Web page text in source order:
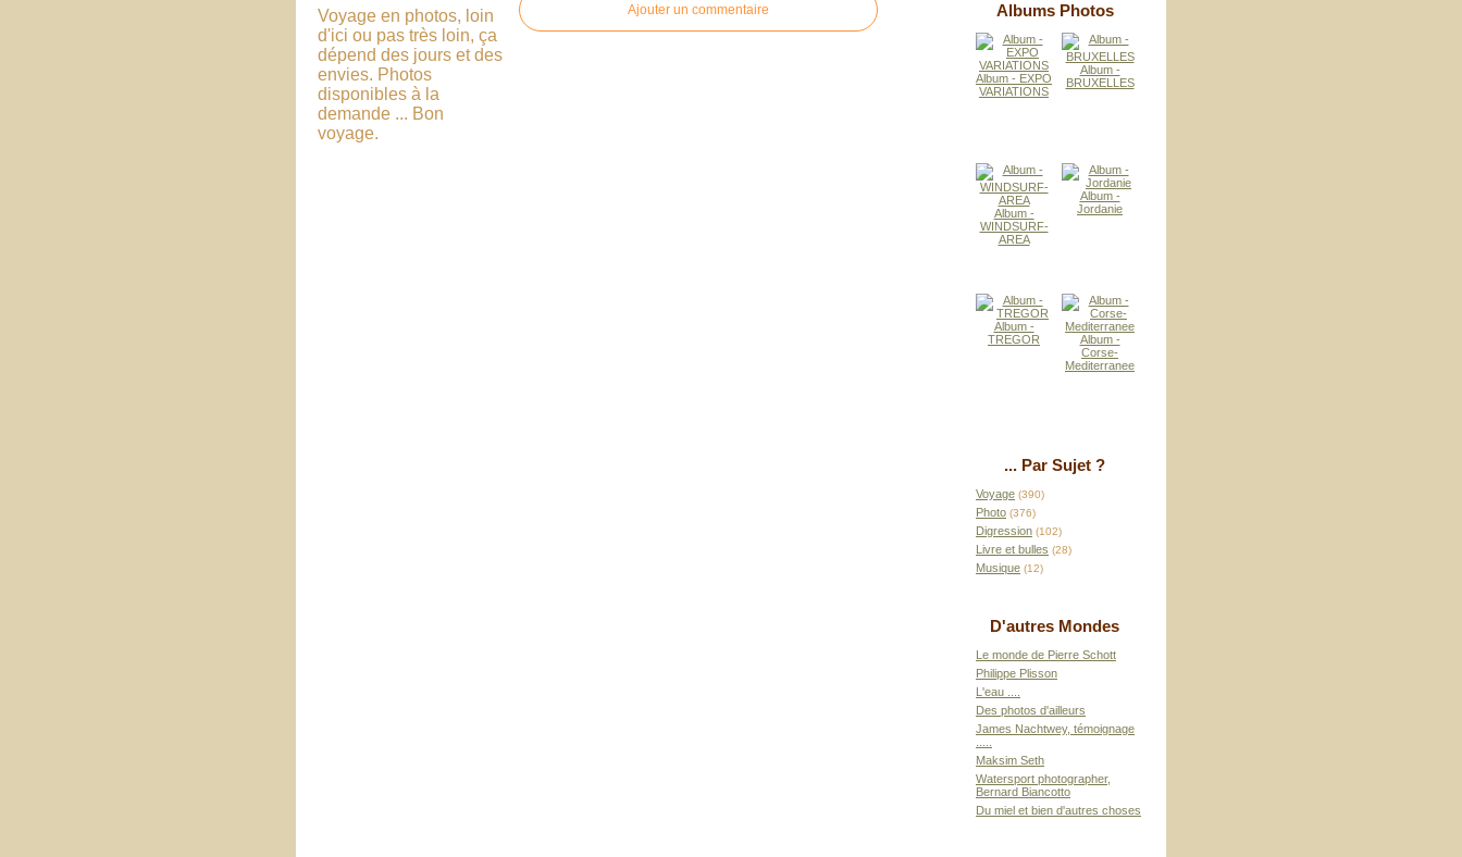
Voyage en photos, loin
d'ici ou pas très loin, ça
dépend des jours et des
envies. Photos
disponibles à la
demande ... Bon
voyage.
Ajouter un commentaire Albums Photos
Album - EXPO
VARIATIONS
Album -
BRUXELLES
Album -
WINDSURF-
AREA
Album -
Jordanie
Album -
TREGOR
Album -
Corse-
Mediterranee
... Par Sujet ?
Voyage (390)
Photo (376)
Digression (102)
Livre et bulles (28)
Musique (12)
D'autres Mondes
Le monde de Pierre Schott
Philippe Plisson
L'eau ....
Des photos d'ailleurs
James Nachtwey, témoignage
Maksim Seth
Watersport photographer,
Bernard Biancotto
Du miel et bien d'autres choses